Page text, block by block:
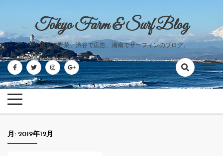
content
Tokyo Farm & Surf Blog
世田谷で野菜、渋谷で広告、湘南でサーフィンのブログ。
月: 2019年12月